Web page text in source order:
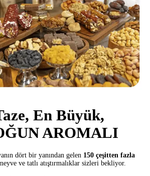
En Büyük,
AROMALI
dört bir yanından gelen 150 çeşitten fazla
ve tatlı atıştırmalıklar sizleri bekliyor.